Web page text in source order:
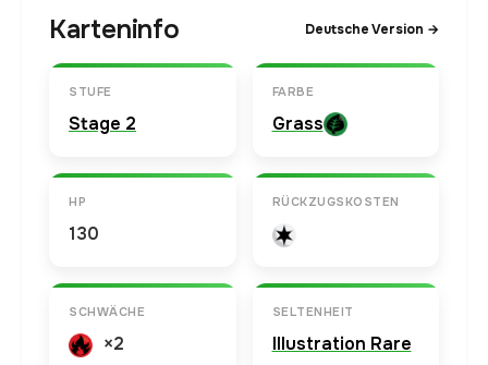
Karteninfo Deutsche Version →
STUFE
Stage 2
FARBE
Grass
HP
130
RÜCKZUGSKOSTEN
SCHWÄCHE
×2
SELTENHEIT
Illustration Rare